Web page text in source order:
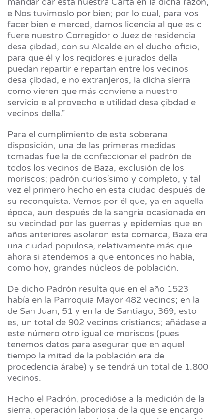
e Nos tuvimoslo por bien; por lo cual, para vos
facer bien e merced, damos licencia al que es o
fuere nuestro Corregidor o Juez de residencia
desa çibdad, con su Alcalde en el ducho oficio,
para que él y los regidores e jurados della
puedan repartir e repartan entre los vecinos
desa çibdad, e no extranjeros, la dicha sierra
como vieren que más conviene a nuestro
servicio e al provecho e utilidad desa çibdad e
vecinos della."
Para el cumplimiento de esta soberana
disposición, una de las primeras medidas
tomadas fue la de confeccionar el padrón de
todos los vecinos de Baza, exclusión de los
moriscos; padrón curiosísimo y completo, y tal
vez el primero hecho en esta ciudad después de
su reconquista. Vemos por él que, ya en aquella
época, aun después de la sangría ocasionada en
su vecindad por las guerras y epidemias que en
años anteriores asolaron esta comarca, Baza era
una ciudad populosa, relativamente más que
ahora si atendemos a que entonces no había,
como hoy, grandes núcleos de población.
De dicho Padrón resulta que en el año 1523
había en la Parroquia Mayor 482 vecinos; en la
de San Juan, 51 y en la de Santiago, 369, esto
es, un total de 902 vecinos cristianos; añádase a
este número otro igual de moriscos (pues
tenemos datos para asegurar que en aquel
tiempo la mitad de la población era de
procedencia árabe) y se tendrá un total de 1.800
vecinos.
Hecho el Padrón, procedióse a la medición de la
sierra, operación laboriosa de la que se encargó